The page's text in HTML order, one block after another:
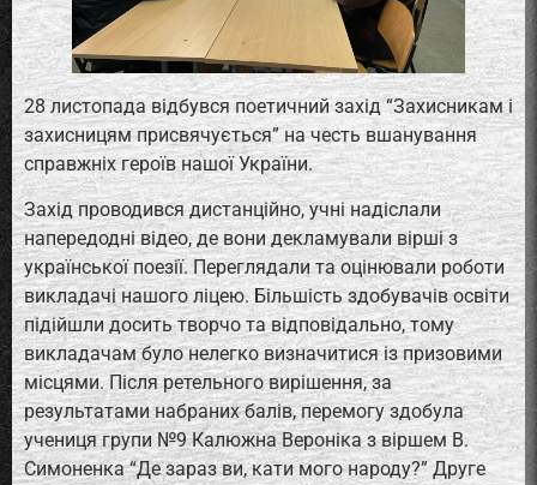
28 листопада відбувся поетичний захід “Захисникам і
захисницям присвячується” на честь вшанування
справжніх героїв нашої України.
Захід проводився дистанційно, учні надіслали
напередодні відео, де вони декламували вірші з
української поезії. Переглядали та оцінювали роботи
викладачі нашого ліцею. Більшість здобувачів освіти
підійшли досить творчо та відповідально, тому
викладачам було нелегко визначитися із призовими
місцями. Після ретельного вирішення, за
результатами набраних балів, перемогу здобула
учениця групи №9 Калюжна Вероніка з віршем В.
Симоненка “Де зараз ви, кати мого народу?” Друге